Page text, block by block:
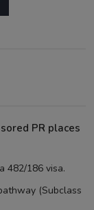
PR places
482/186 visa.
(Subclass